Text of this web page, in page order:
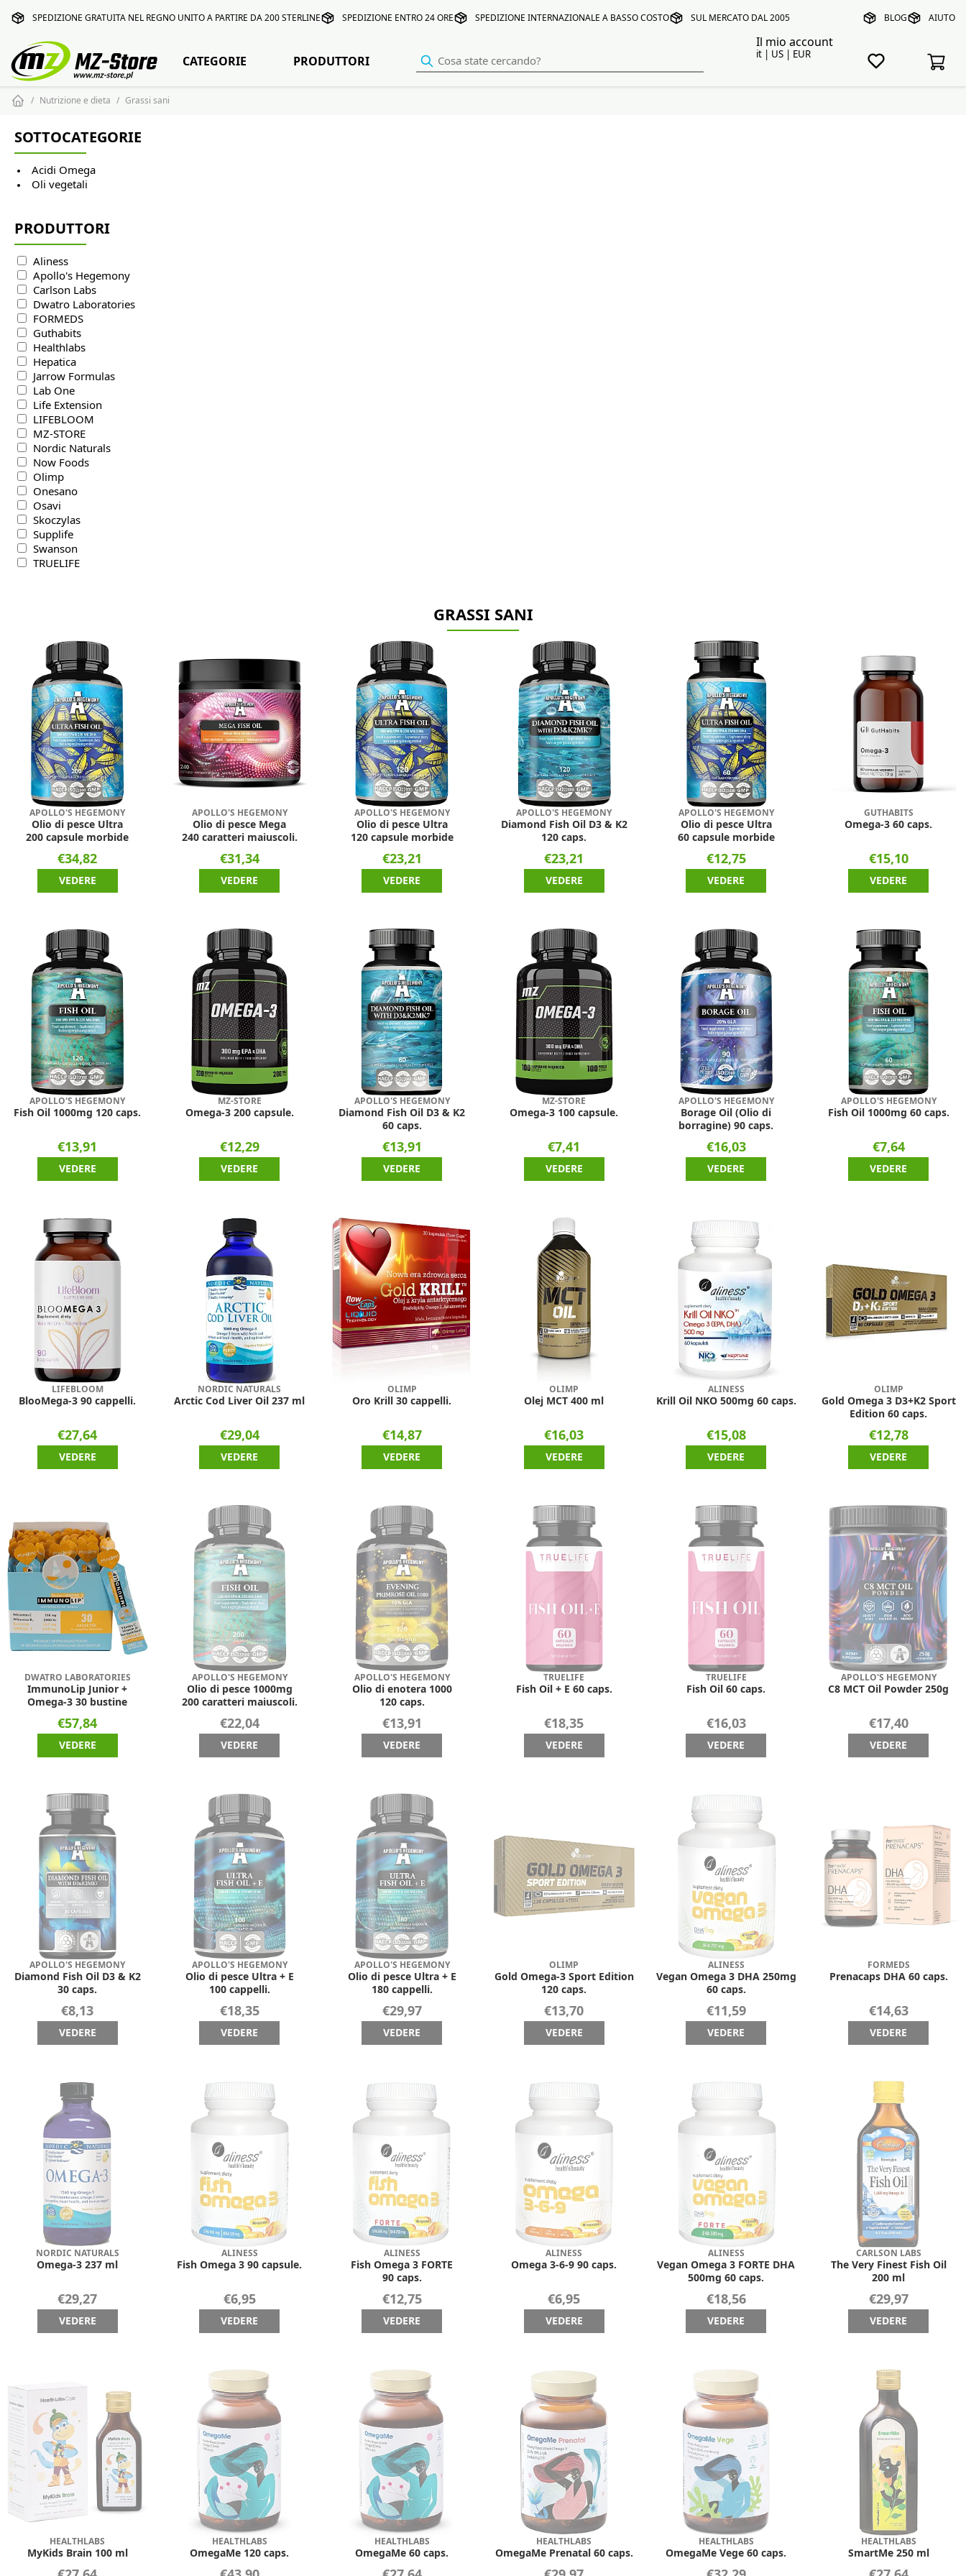
SPEDIZIONE GRATUITA NEL REGNO UNITO A PARTIRE DA 200 STERLINE SPEDIZIONE ENTRO 24 ORE SPEDIZIONE INTERNAZIONALE A BASSO COSTO SUL MERCATO DAL 2005 BLOG AIUTO
Il mio account
it | US | EUR
CATEGORIE PRODUTTORI
Nutrizione e dieta Grassi sani
SOTTOCATEGORIE
Acidi Omega
Oli vegetali
PRODUTTORI
Aliness
Apollo's Hegemony
Carlson Labs
Dwatro Laboratories
FORMEDS
Guthabits
Healthlabs
Hepatica
Jarrow Formulas
Lab One
Life Extension
LIFEBLOOM
MZ-STORE
Nordic Naturals
Now Foods
Olimp
Onesano
Osavi
Skoczylas
Supplife
Swanson
TRUELIFE
GRASSI SANI
APOLLO'S HEGEMONY
Olio di pesce Ultra
200 capsule morbide
€34,82
VEDERE
APOLLO'S HEGEMONY
Olio di pesce Mega
240 caratteri maiuscoli.
€31,34
VEDERE
APOLLO'S HEGEMONY
Olio di pesce Ultra
120 capsule morbide
€23,21
VEDERE
APOLLO'S HEGEMONY
Diamond Fish Oil D3 & K2
120 caps.
€23,21
VEDERE
APOLLO'S HEGEMONY
Olio di pesce Ultra
60 capsule morbide
€12,75
VEDERE
GUTHABITS
Omega-3 60 caps.
€15,10
VEDERE
APOLLO'S HEGEMONY
Fish Oil 1000mg 120 caps.
€13,91
VEDERE
MZ-STORE
Omega-3 200 capsule.
€12,29
VEDERE
APOLLO'S HEGEMONY
Diamond Fish Oil D3 & K2
60 caps.
€13,91
VEDERE
MZ-STORE
Omega-3 100 capsule.
€7,41
VEDERE
APOLLO'S HEGEMONY
Borage Oil (Olio di
borragine) 90 caps.
€16,03
VEDERE
APOLLO'S HEGEMONY
Fish Oil 1000mg 60 caps.
€7,64
VEDERE
LIFEBLOOM
BlooMega-3 90 cappelli.
€27,64
VEDERE
NORDIC NATURALS
Arctic Cod Liver Oil 237 ml
€29,04
VEDERE
OLIMP
Oro Krill 30 cappelli.
€14,87
VEDERE
OLIMP
Olej MCT 400 ml
€16,03
VEDERE
ALINESS
Krill Oil NKO 500mg 60 caps.
€15,08
VEDERE
OLIMP
Gold Omega 3 D3+K2 Sport
Edition 60 caps.
€12,78
VEDERE
DWATRO LABORATORIES
ImmunoLip Junior +
Omega-3 30 bustine
€57,84
VEDERE
APOLLO'S HEGEMONY
Olio di pesce 1000mg
200 caratteri maiuscoli.
€22,04
VEDERE
APOLLO'S HEGEMONY
Olio di enotera 1000
120 caps.
€13,91
VEDERE
TRUELIFE
Fish Oil + E 60 caps.
€18,35
VEDERE
TRUELIFE
Fish Oil 60 caps.
€16,03
VEDERE
APOLLO'S HEGEMONY
C8 MCT Oil Powder 250g
€17,40
VEDERE
APOLLO'S HEGEMONY
Diamond Fish Oil D3 & K2
30 caps.
€8,13
VEDERE
APOLLO'S HEGEMONY
Olio di pesce Ultra + E
100 cappelli.
€18,35
VEDERE
APOLLO'S HEGEMONY
Olio di pesce Ultra + E
180 cappelli.
€29,97
VEDERE
OLIMP
Gold Omega-3 Sport Edition
120 caps.
€13,70
VEDERE
ALINESS
Vegan Omega 3 DHA 250mg
60 caps.
€11,59
VEDERE
FORMEDS
Prenacaps DHA 60 caps.
€14,63
VEDERE
NORDIC NATURALS
Omega-3 237 ml
€29,27
VEDERE
ALINESS
Fish Omega 3 90 capsule.
€6,95
VEDERE
ALINESS
Fish Omega 3 FORTE
90 caps.
€12,75
VEDERE
ALINESS
Omega 3-6-9 90 caps.
€6,95
VEDERE
ALINESS
Vegan Omega 3 FORTE DHA
500mg 60 caps.
€18,56
VEDERE
CARLSON LABS
The Very Finest Fish Oil
200 ml
€29,97
VEDERE
HEALTHLABS
MyKids Brain 100 ml
HEALTHLABS
OmegaMe 120 caps.
HEALTHLABS
OmegaMe 60 caps.
HEALTHLABS
OmegaMe Prenatal 60 caps.
HEALTHLABS
OmegaMe Vege 60 caps.
HEALTHLABS
SmartMe 250 ml